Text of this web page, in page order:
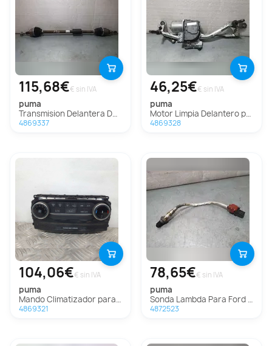
115,68€€ sin IVA
puma
Transmision Delantera Derecha para Ford Puma
4869337
46,25€€ sin IVA
puma
Motor Limpia Delantero para Ford Puma
4869328
104,06€€ sin IVA
puma
Mando Climatizador para Ford Puma
4869321
78,65€€ sin IVA
puma
Sonda Lambda Para Ford Puma
4872523